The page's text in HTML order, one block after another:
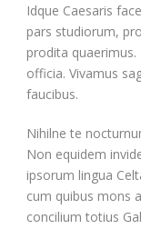
Idque Caesaris
pars studiorum,
prodita quaerimus.
officia. Vivamus
faucibus.
Nihilne te
Non equidem
ipsorum lingua
cum quibus mons
concilium totius